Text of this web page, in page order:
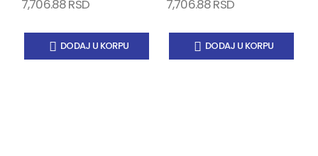
kapa i list, EN 20345
7,706.88RSD
DODAJ U KORPU
kapa i list, EN 20345
7,706.88RSD
DODAJ U KORPU